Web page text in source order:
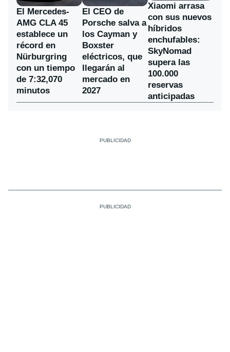
El Mercedes-
AMG CLA 45
establece un
récord en
Nürburgring
con un tiempo
de 7:32,070
minutos
El CEO de
Porsche salva a
los Cayman y
Boxster
eléctricos, que
llegarán al
mercado en
2027
Xiaomi arrasa
con sus nuevos
híbridos
enchufables:
SkyNomad
supera las
100.000
reservas
anticipadas